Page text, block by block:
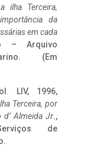
ilha Terceira,
da
em cada
– Arquivo
(Em
LIV, 1996,
Terceira, por
d’ Almeida Jr.,
de